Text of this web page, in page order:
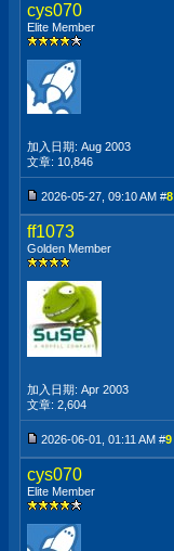
cys070
Elite Member
加入日期: Aug 2003
文章: 10,846
2026-05-27, 09:10 AM #8
ff1073
Golden Member
加入日期: Apr 2003
文章: 2,604
2026-06-01, 01:11 AM #9
cys070
Elite Member